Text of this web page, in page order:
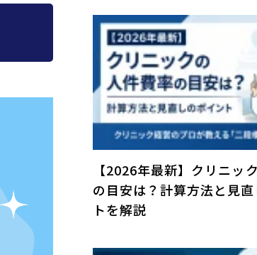
【2026年最新】クリニッ
の目安は？計算方法と見
トを解説